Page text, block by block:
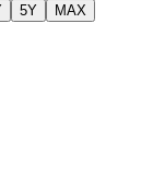
5Y MAX